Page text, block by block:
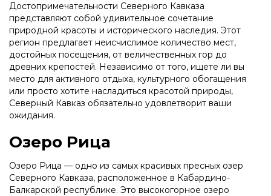
Достопримечательности Северного Кавказа
представляют собой удивительное сочетание
природной красоты и исторического наследия. Этот
регион предлагает неисчислимое количество мест,
достойных посещения, от величественных гор до
древних крепостей. Независимо от того, ищете ли вы
место для активного отдыха, культурного обогащения
или просто хотите насладиться красотой природы,
Северный Кавказ обязательно удовлетворит ваши
ожидания.
Озеро Рица
Озеро Рица — одно из самых красивых пресных озер
Северного Кавказа, расположенное в Кабардино-
Балкарской республике. Это высокогорное озеро